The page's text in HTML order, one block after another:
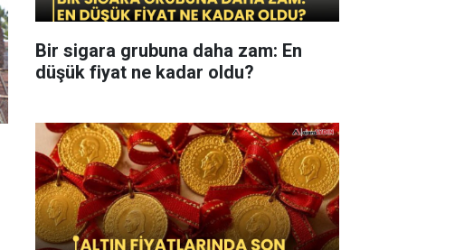
Bir sigara grubuna daha zam: En
düşük fiyat ne kadar oldu?